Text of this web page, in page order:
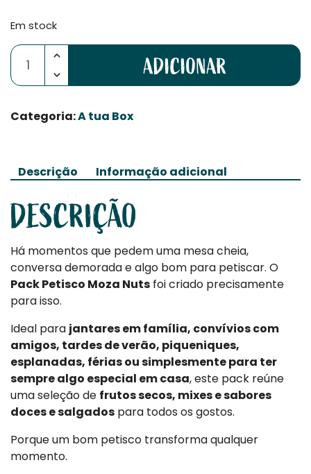
Em stock
Quantidade de Pack Petisco – O sabor dos momentos
ADICIONAR
Categoria:A tua Box
Descrição Informação adicional
DESCRIÇÃO
Há momentos que pedem uma mesa cheia,
conversa demorada e algo bom para petiscar. O
Pack Petisco Moza Nuts foi criado precisamente
para isso.
Ideal para jantares em família, convívios com
amigos, tardes de verão, piqueniques,
esplanadas, férias ou simplesmente para ter
sempre algo especial em casa, este pack reúne
uma seleção de frutos secos, mixes e sabores
doces e salgados para todos os gostos.
Porque um bom petisco transforma qualquer
momento.